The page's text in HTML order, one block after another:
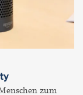
zum